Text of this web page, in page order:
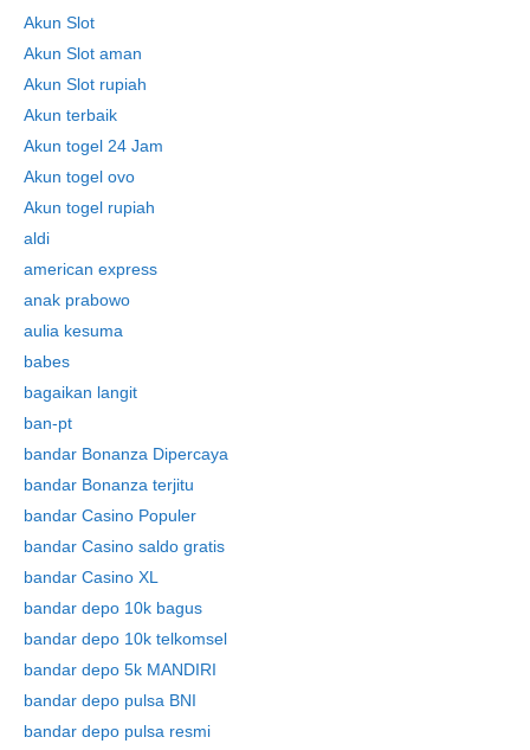
Akun Slot
Akun Slot aman
Akun Slot rupiah
Akun terbaik
Akun togel 24 Jam
Akun togel ovo
Akun togel rupiah
aldi
american express
anak prabowo
aulia kesuma
babes
bagaikan langit
ban-pt
bandar Bonanza Dipercaya
bandar Bonanza terjitu
bandar Casino Populer
bandar Casino saldo gratis
bandar Casino XL
bandar depo 10k bagus
bandar depo 10k telkomsel
bandar depo 5k MANDIRI
bandar depo pulsa BNI
bandar depo pulsa resmi